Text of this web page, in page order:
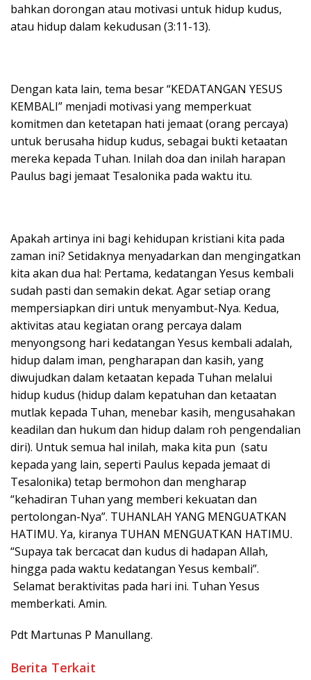
bahkan dorongan atau motivasi untuk hidup kudus,
atau hidup dalam kekudusan (3:11-13).
Dengan kata lain, tema besar “KEDATANGAN YESUS
KEMBALI” menjadi motivasi yang memperkuat
komitmen dan ketetapan hati jemaat (orang percaya)
untuk berusaha hidup kudus, sebagai bukti ketaatan
mereka kepada Tuhan. Inilah doa dan inilah harapan
Paulus bagi jemaat Tesalonika pada waktu itu.
Apakah artinya ini bagi kehidupan kristiani kita pada
zaman ini? Setidaknya menyadarkan dan mengingatkan
kita akan dua hal: Pertama, kedatangan Yesus kembali
sudah pasti dan semakin dekat. Agar setiap orang
mempersiapkan diri untuk menyambut-Nya. Kedua,
aktivitas atau kegiatan orang percaya dalam
menyongsong hari kedatangan Yesus kembali adalah,
hidup dalam iman, pengharapan dan kasih, yang
diwujudkan dalam ketaatan kepada Tuhan melalui
hidup kudus (hidup dalam kepatuhan dan ketaatan
mutlak kepada Tuhan, menebar kasih, mengusahakan
keadilan dan hukum dan hidup dalam roh pengendalian
diri). Untuk semua hal inilah, maka kita pun (satu
kepada yang lain, seperti Paulus kepada jemaat di
Tesalonika) tetap bermohon dan mengharap
“kehadiran Tuhan yang memberi kekuatan dan
pertolongan-Nya”. TUHANLAH YANG MENGUATKAN
HATIMU. Ya, kiranya TUHAN MENGUATKAN HATIMU.
“Supaya tak bercacat dan kudus di hadapan Allah,
hingga pada waktu kedatangan Yesus kembali”.
Selamat beraktivitas pada hari ini. Tuhan Yesus
memberkati. Amin.
Pdt Martunas P Manullang.
Berita Terkait